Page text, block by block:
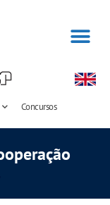
Concursos